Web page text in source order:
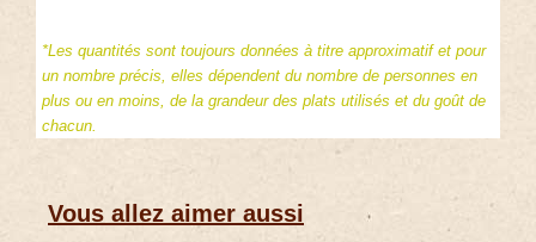
*Les quantités sont toujours données à titre approximatif et pour
un nombre précis, elles dépendent du nombre de personnes en
plus ou en moins, de la grandeur des plats utilisés et du goût de
chacun.
Vous allez aimer aussi